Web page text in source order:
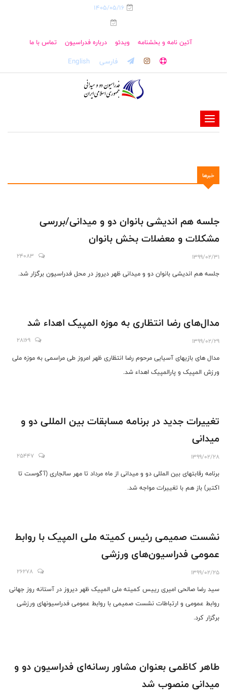
1405/05/16
آئین نامه و بخشنامه ویدئو درباره فدراسیون تماس با ما
فارسی English
-
-
-
-
-
خبرها
جلسه هم اندیشی بانوان دو و میدانی/بررسی
مشکلات و معضلات بخش بانوان
1399/02/31
24083
جلسه هم اندیشی بانوان دو و میدانی ظهر دیروز در محل فدراسیون برگزار شد.
مدال‌های رضا انتظاری به موزه المپیک اهداء شد
1399/02/29
28169
مدال های بازیهای آسیایی مرحوم رضا انتظاری ظهر امروز طی مراسمی به موزه ملی
ورزش المپیک و پارالمپیک اهداء شد.
تغییرات جدید در برنامه مسابقات بین المللی دو و
میدانی
1399/02/28
25447
برنامه رقابتهای بین المللی دو و میدانی از ماه مرداد تا مهر سالجاری (آگوست تا
اکتبر) باز هم با تغییرات مواجه شد.
نشست صمیمی رئیس کمیته ملی المپیک با روابط
عمومی فدراسیون‌های ورزشی
1399/02/25
26278
سید رضا صالحی امیری رییس کمیته ملی المپیک ظهر ديروز در آستانه روز جهانی
روابط عمومی و ارتباطات نشست صمیمی با روابط عمومی فدراسیونهای ورزشی
برگزار کرد.
طاهر کاظمی بعنوان مشاور رسانه‌ای فدراسیون دو و
میدانی منصوب شد